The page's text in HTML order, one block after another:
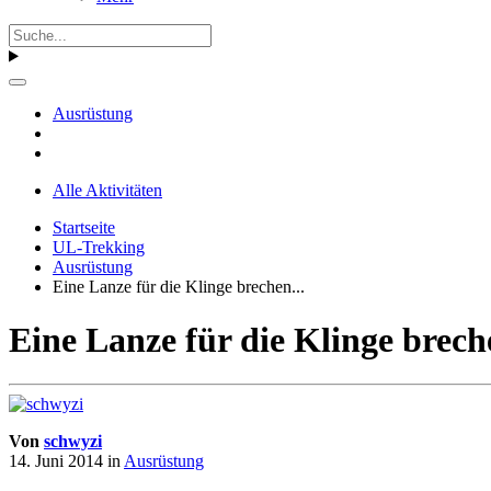
Ausrüstung
Alle Aktivitäten
Startseite
UL-Trekking
Ausrüstung
Eine Lanze für die Klinge brechen...
Eine Lanze für die Klinge
Von schwyzi
14. Juni 2014 inAusrüstung